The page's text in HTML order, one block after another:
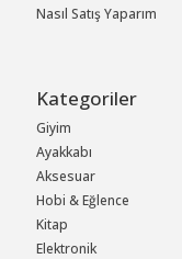
Nasıl Satış Yaparım
Kategoriler
Giyim
Ayakkabı
Aksesuar
Hobi & Eğlence
Kitap
Elektronik